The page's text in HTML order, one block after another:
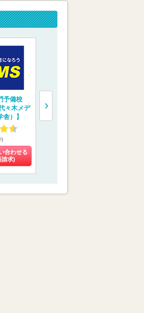
予備校
々木メデ
舎）】
)
合わせる
請求)
験専門コース 【螢雪